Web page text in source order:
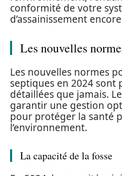
conformité de votre
d’assainissement
Les nouvelles
Les nouvelles normes
septiques en 2024 sont
détaillées que jamais.
garantir une gestion
pour protéger la santé
l’environnement.
La capacité de la fosse